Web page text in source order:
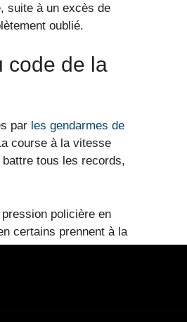
suite à un excès de
oublié.
code de la
par les gendarmes de
course à la vitesse
tous les records,
policière en
certains prennent à la